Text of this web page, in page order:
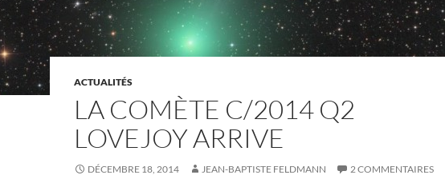
ACTUALITÉS
LA COMÈTE C/2014 Q2
LOVEJOY ARRIVE
DÉCEMBRE 18, 2014 JEAN-BAPTISTE FELDMANN 2 COMMENTAIRES